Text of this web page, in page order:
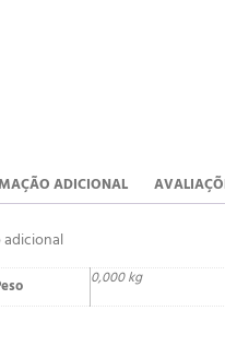
ADICIONAL
0,000 kg